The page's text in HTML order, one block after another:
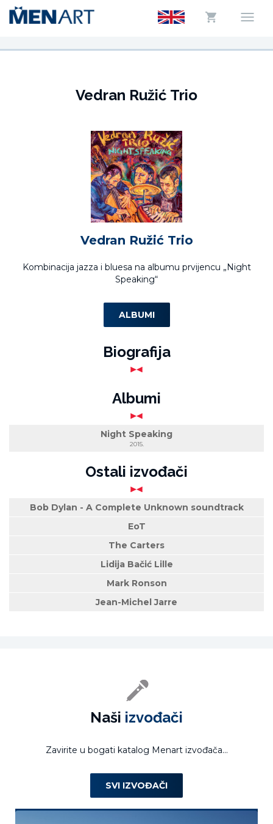
Vedran Ružić Trio
Vedran Ružić Trio
Kombinacija jazza i bluesa na albumu prvijencu „Night
Speaking“
ALBUMI
Biografija
Albumi
Night Speaking
2015.
Ostali izvođači
Bob Dylan - A Complete Unknown soundtrack
EoT
The Carters
Lidija Bačić Lille
Mark Ronson
Jean-Michel Jarre
Naši izvođači
Zavirite u bogati katalog Menart izvođača...
SVI IZVOĐAČI